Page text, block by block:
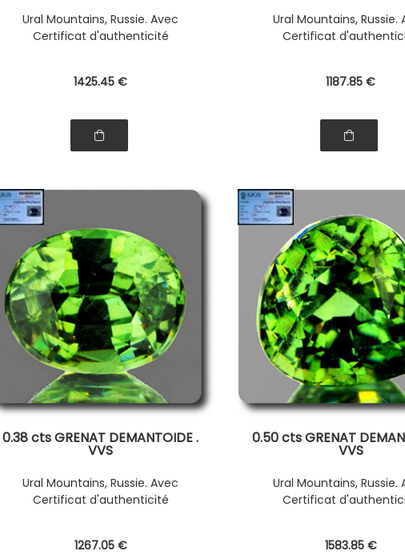
Ural Mountains, Russie. Avec
Certificat d'authenticité
1425.45 €
Ural Mountains, Russie.
Certificat
1187.85 €
0.38 cts GRENAT DEMANTOIDE .
VVS
Ural Mountains, Russie. Avec
Certificat d'authenticité
1267.05 €
0.50 cts GRENAT
VVS
Ural Mountains, Russie.
Certificat
1583.85 €